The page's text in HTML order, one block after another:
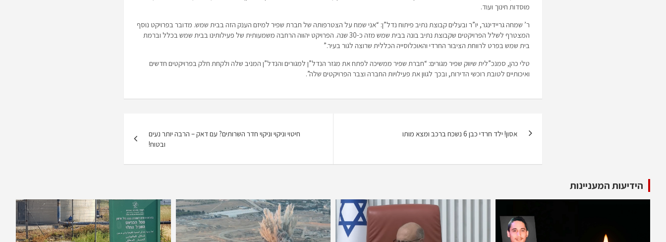
מוסדות חינוך ועוד.
ר’ שמחה גריידינגר, יו”ר ובעלים קבוצת נתיב פיתוח נדל”ן: “אני שמח על הצטרפותה של חברת שפיר למיזם הענק הזה בבית שמש. מדובר בפרויקט נוסף
המצטרף לשלל הפרויקטים שקבוצת נתיב בונה בבית שמש מזה כ-30 שנה. הפרויקט יהווה הרחבה משמעותית של פעילותינו בבית שמש בכלל וברמת
בית שמש בפרט לרווחת הציבור החרדי והאוכלוסייה הכללית שרוצה לגור בעיר.”
טלי כהן, סמנכ”לית שיווק שפיר מגורים: “חברת שפיר ממשיכה לפתח את מגזר הנדל”ן למגורים והנדל”ן המניב שלה ולקחת חלק בפרויקטים חדשים
ואיכותיים לטובת רוכשי הדירות, ובכך לגוון את פעילויות החברה וצבר הפרויקטים שלה”.
אסון! ילד חרדי כבן 6 נשכח ברכב ומצא מותו
חיטוי וניקוי וניקוי חדר השרותים? עם דאק – הרבה יותר נעים
ובטוח!
הידיעות המעניינות